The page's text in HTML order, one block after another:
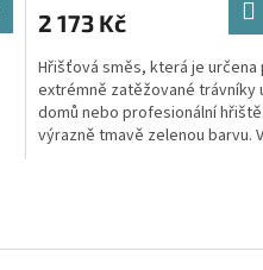
2 173 Kč
Hřišťová směs, která je určena
extrémně zatěžované trávníky
domů nebo profesionální
výrazně tmavě zelenou barvu.